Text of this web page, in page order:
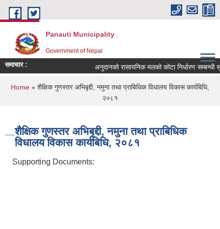
Skip to main content
Panauti Municipality
Government of Nepal
समाचार : अनुदानको रासायनिक मलको कोटा निर्धारण सम्बन्धी
You are here
Home » शैक्षिक गुणस्तर अभिबृद्दी, नमुना तथा प्राबिधिक विधालय विकास कार्यबिधि,
२०८१
शैक्षिक गुणस्तर अभिबृद्दी, नमुना तथा प्राबिधिक
विधालय विकास कार्यबिधि, २०८१
Supporting Documents: